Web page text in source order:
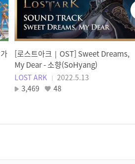
로스트아크 영혼을 데우는 스프
ver.답가 오케스트라
레인로그 RainLog
[로스트아크｜OST] Dear
Friends - 효린(HYOLYN) / LOST
ARK Official Soundtrack
LOST ARK
[로스트아크｜OST] Sweet Dreams,
My Dear - 소향(SoHyang)
LOST ARK
2022.5.13
3,469
48